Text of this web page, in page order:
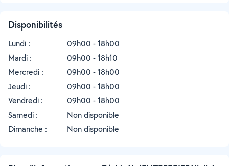
Disponibilités
Lundi :
09h00 - 18h00
Mardi :
09h00 - 18h10
Mercredi :
09h00 - 18h00
Jeudi :
09h00 - 18h00
Vendredi :
09h00 - 18h00
Samedi :
Non disponible
Dimanche :
Non disponible